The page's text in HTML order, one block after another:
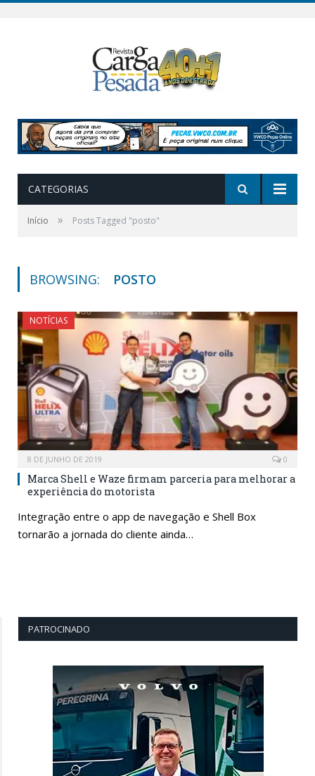
CATEGORIAS
Início » Posts Tagged "posto"
BROWSING: POSTO
NOTÍCIAS
8 DE JUNHO DE 2019 0
Marca Shell e Waze firmam parceria para melhorar a
experiência do motorista
Integração entre o app de navegação e Shell Box
tornarão a jornada do cliente ainda…
PATROCINADO